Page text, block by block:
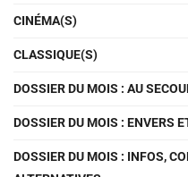
CINÉMA(S)
CLASSIQUE(S)
DOSSIER DU MOIS : AU
DOSSIER DU MOIS : ENVERS
DOSSIER DU MOIS : INFOS,